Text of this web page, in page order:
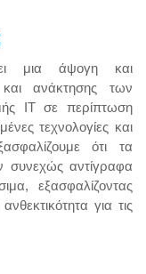
μια άψογη και
και ανάκτησης των
IT σε περίπτωση
τεχνολογίες και
ότι τα
συνεχώς αντίγραφα
εξασφαλίζοντας
για τις